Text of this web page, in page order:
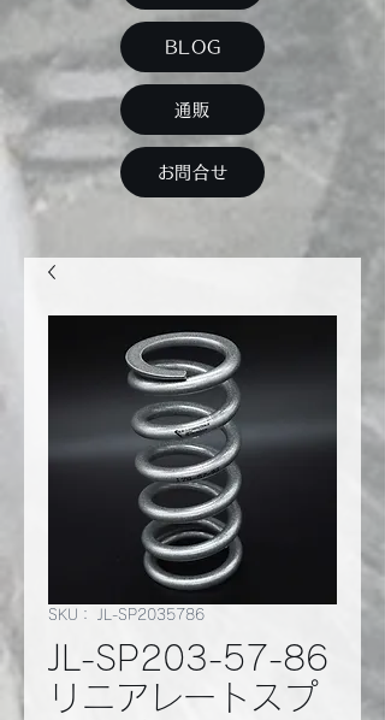
BLOG
通販
お問合せ
SKU： JL-SP2035786
JL-SP203-57-86
リニアレートスプ